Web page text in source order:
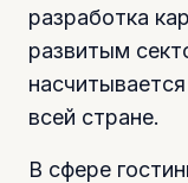
разработка
развитым
всей стране.
В сфере